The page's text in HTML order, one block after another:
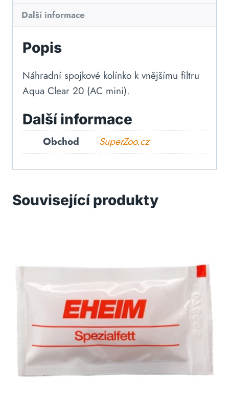
Další informace
Popis
Náhradní spojkové kolínko k vnějšímu filtru
Aqua Clear 20 (AC mini).
Další informace
Obchod SuperZoo.cz
Související produkty